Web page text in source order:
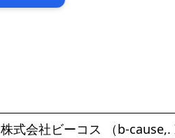
株式会社ビーコス （b-cause,.